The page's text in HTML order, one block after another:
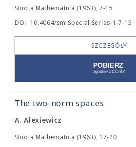
Studia Mathematica (1963), 7-15
DOI: 10.4064/sm-Special Series-1-7-15
SZCZEGÓŁY
The two-norm spaces
A. Alexiewicz
Studia Mathematica (1963), 17-20